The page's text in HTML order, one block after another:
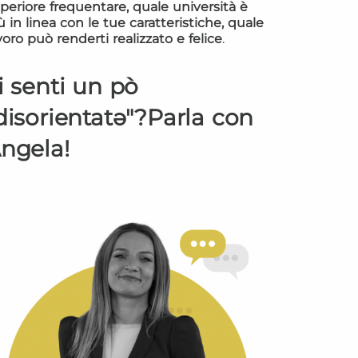
frequentare, quale università è
in linea con le tue caratteristiche, quale
può renderti realizzato e felice.
senti un pò
con